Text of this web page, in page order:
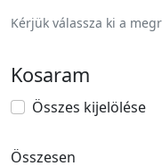
Kérjük válassza ki a
Kosaram
Összes kijelölése
Összesen